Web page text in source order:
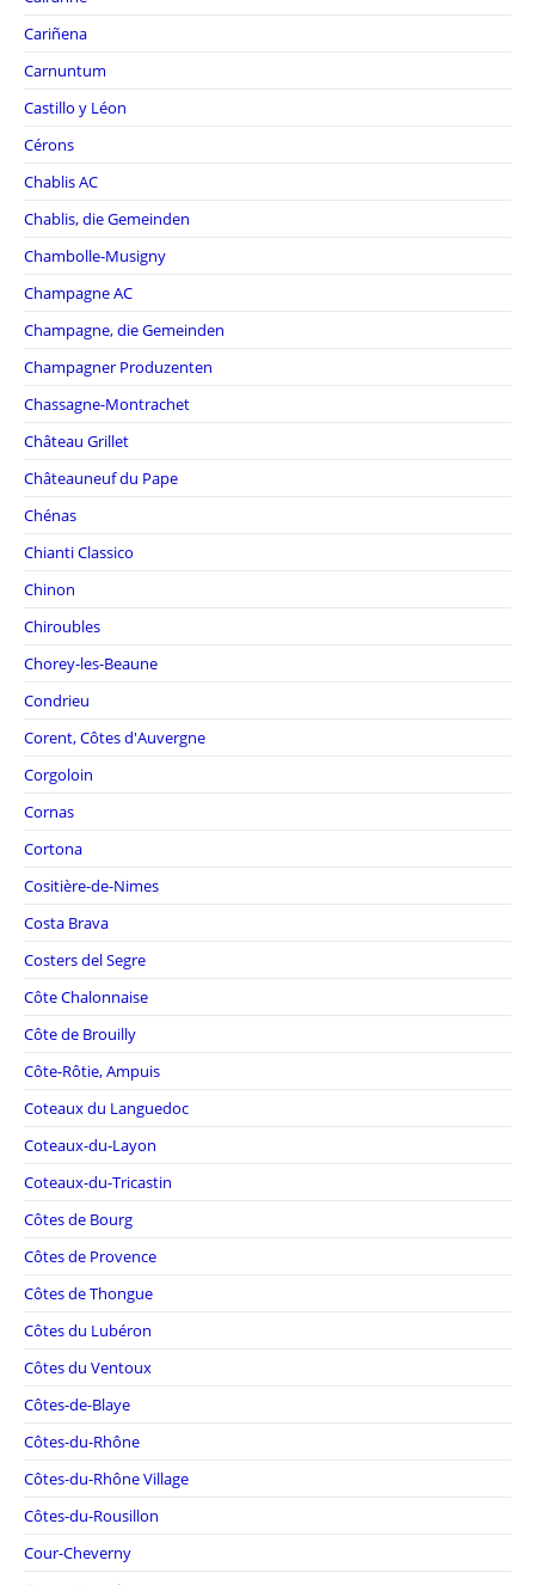
Cariñena
Carnuntum
Castillo y Léon
Cérons
Chablis AC
Chablis, die Gemeinden
Chambolle-Musigny
Champagne AC
Champagne, die Gemeinden
Champagner Produzenten
Chassagne-Montrachet
Château Grillet
Châteauneuf du Pape
Chénas
Chianti Classico
Chinon
Chiroubles
Chorey-les-Beaune
Condrieu
Corent, Côtes d'Auvergne
Corgoloin
Cornas
Cortona
Cositière-de-Nimes
Costa Brava
Costers del Segre
Côte Chalonnaise
Côte de Brouilly
Côte-Rôtie, Ampuis
Coteaux du Languedoc
Coteaux-du-Layon
Coteaux-du-Tricastin
Côtes de Bourg
Côtes de Provence
Côtes de Thongue
Côtes du Lubéron
Côtes du Ventoux
Côtes-de-Blaye
Côtes-du-Rhône
Côtes-du-Rhône Village
Côtes-du-Rousillon
Cour-Cheverny